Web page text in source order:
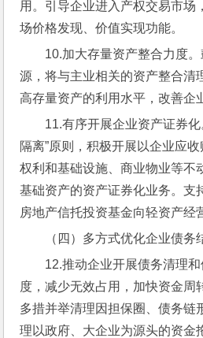
用。引导企业进入产权交易市场
场价格发现、价值实现功能。
10.加大存量资产整合力度
源，将与主业相关的资产整合清
高存量资产的利用水平，改善企
11.有序开展企业资产证券
隔离”原则，积极开展以企业应
权利和基础设施、商业物业等不
基础资产的资产证券化业务。支
房地产信托投资基金向轻资产经
（四）多方式优化企业债务
12.推动企业开展债务清理
度，减少无效占用，加快资金周
多措并举清理因担保圈、债务链
理以政府、大企业为源头的资金